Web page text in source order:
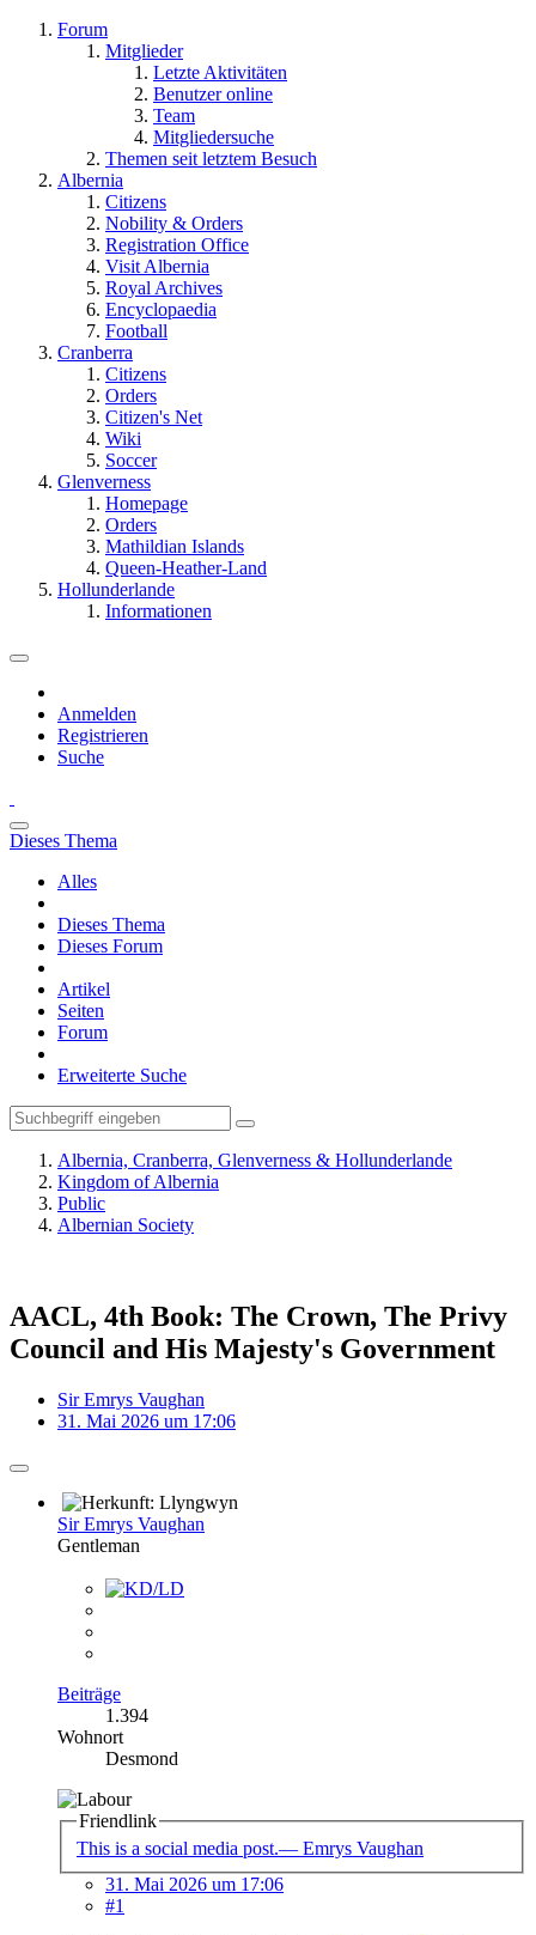
Forum
Mitglieder
Letzte Aktivitäten
Benutzer online
Team
Mitgliedersuche
Themen seit letztem Besuch
Albernia
Citizens
Nobility & Orders
Registration Office
Visit Albernia
Royal Archives
Encyclopaedia
Football
Cranberra
Citizens
Orders
Citizen's Net
Wiki
Soccer
Glenverness
Homepage
Orders
Mathildian Islands
Queen-Heather-Land
Hollunderlande
Informationen
Anmelden
Registrieren
Suche
Dieses Thema
Alles
Dieses Thema
Dieses Forum
Artikel
Seiten
Forum
Erweiterte Suche
Albernia, Cranberra, Glenverness & Hollunderlande
Kingdom of Albernia
Public
Albernian Society
AACL, 4th Book: The Crown, The Privy
Council and His Majesty's Government
Sir Emrys Vaughan
31. Mai 2026 um 17:06
Sir Emrys Vaughan
Gentleman
Beiträge
1.394
Wohnort
Desmond
Friendlink
This is a social media post.— Emrys Vaughan
31. Mai 2026 um 17:06
#1